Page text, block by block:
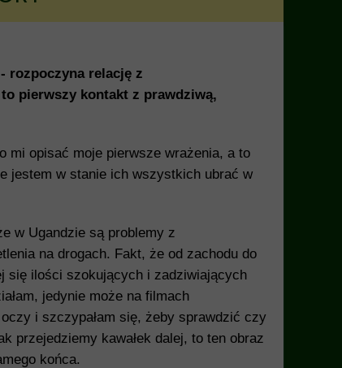
rozpoczyna relację z
pierwszy kontakt z prawdziwą,
mi opisać moje pierwsze wrażenia, a to
jestem w stanie ich wszystkich ubrać w
w Ugandzie są problemy z
na drogach. Fakt, że od zachodu do
się ilości szokujących i zadziwiających
jedynie może na filmach
i szczypałam się, żeby sprawdzić czy
przejedziemy kawałek dalej, to ten obraz
końca.